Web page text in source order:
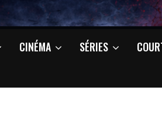
CINÉMA SÉRIES